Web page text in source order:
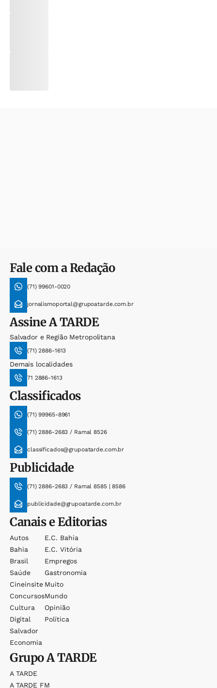
Fale com a Redação
(71) 99601-0020
jornalismoportal@grupoatarde.com.br
AssineA TARDE
Salvador e Região Metropolitana
(71) 2886-1613
Demais localidades
71 2886-1613
Classificados
(71) 99965-8961
(71) 2886-2683 / Ramal 8526
classificados@grupoatarde.com.br
Publicidade
(71) 2886-2683 / Ramal 8585 | 8586
publicidade@grupoatarde.com.br
Canais e Editorias
Autos
Bahia
Brasil
Saúde
Cineinsite
Concursos
Cultura
Digital
Salvador
Economia
E.c. Bahia
E.c. Vitória
Empregos
Gastronomia
Muito
Mundo
Opinião
Política
GrupoA TARDE
A TARDE
A TARDE FM